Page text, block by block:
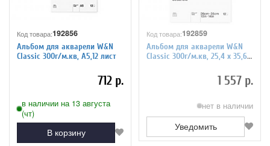
Код товара:192856
Альбом для акварели W&N
Classic 300г/м.кв, А5,12 лист
712 р.
в наличии на 13 августа
(чт)
В корзину
Код товара:192859
Альбом для акварели W&N
Classic 300г/м.кв, 25,4 х 35,6
1 557 р.
нет в наличии
Уведомить